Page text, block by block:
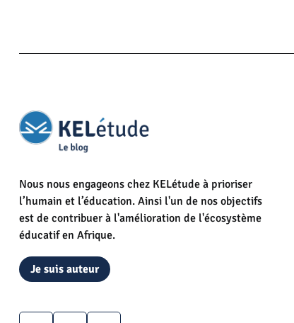
Nous nous engageons chez KELétude à prioriser
l’humain et l’éducation. Ainsi l'un de nos objectifs
est de contribuer à l'amélioration de l'écosystème
éducatif en Afrique.
Je suis auteur